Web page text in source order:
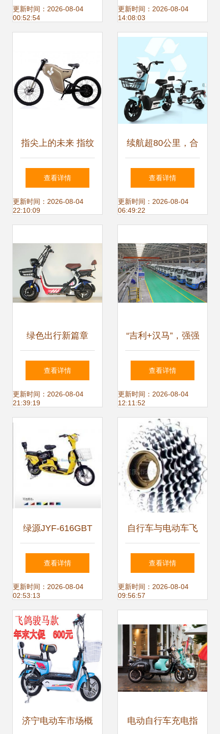
中的规范与价值
更新时间：2026-08-04
00:52:54
城市出行新纪元
更新时间：2026-08-04
14:08:03
指尖上的未来 指纹
驱动电动自行车的
革命性出行
查看详情
更新时间：2026-08-04
22:10:09
续航超80公里，合
规上牌 两款值得关
注的电动自行车推
查看详情
更新时间：2026-08-04
06:49:22
绿色出行新篇章
2019南京第三十七
届国际电动车展览
查看详情
更新时间：2026-08-04
21:39:19
“吉利+汉马”，强强
联合，引领电动自
行车“换道超车”新
浪潮
查看详情
更新时间：2026-08-04
12:11:52
绿源JYF-616GBT
电动自行车 490元
高性价比的城市出
行选择
查看详情
更新时间：2026-08-04
02:53:13
自行车与电动车飞
轮全解析 从供应、
价格到优质厂家
查看详情
更新时间：2026-08-04
09:56:57
济宁电动车市场概 电动自行车充电指